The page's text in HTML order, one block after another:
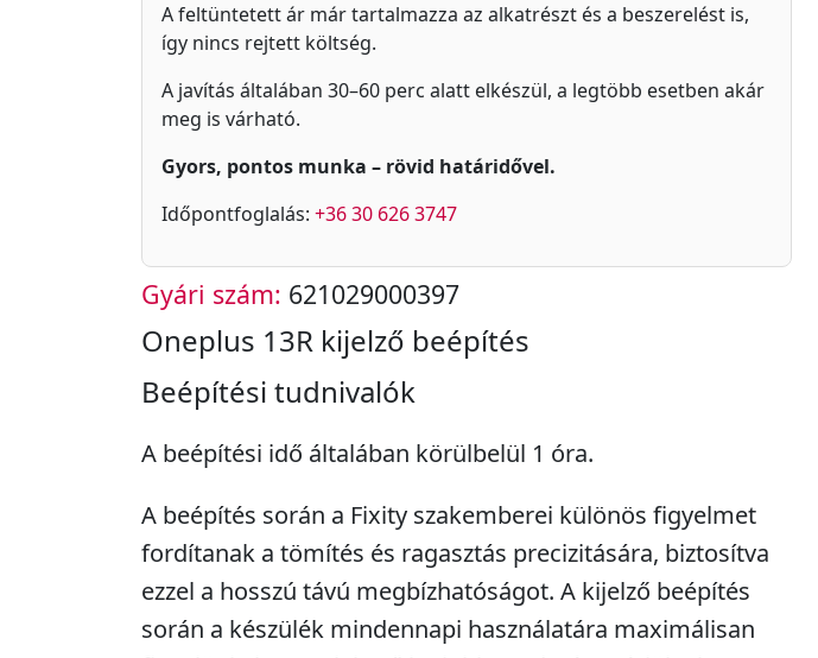
A feltüntetett ár már tartalmazza az alkatrészt és a beszerelést is,
így nincs rejtett költség.
A javítás általában 30–60 perc alatt elkészül, a legtöbb esetben akár
meg is várható.
Gyors, pontos munka – rövid határidővel.
Időpontfoglalás: +36 30 626 3747
Gyári szám: 621029000397
Oneplus 13R kijelző beépítés
Beépítési tudnivalók
A beépítési idő általában körülbelül 1 óra.
A beépítés során a Fixity szakemberei különös figyelmet
fordítanak a tömítés és ragasztás precizitására, biztosítva
ezzel a hosszú távú megbízhatóságot. A kijelző beépítés
során a készülék mindennapi használatára maximálisan